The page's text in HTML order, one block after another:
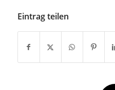
Eintrag teilen